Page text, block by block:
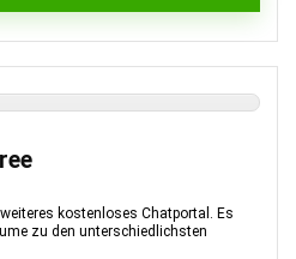
kostenloses Chatportal. Es
zu den unterschiedlichsten